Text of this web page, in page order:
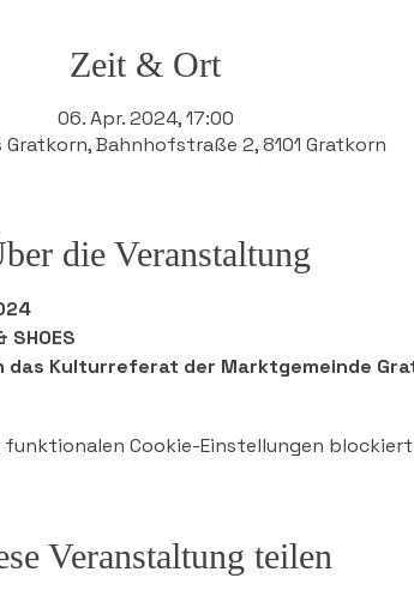
Zeit & Ort
06. Apr. 2024, 17:00
Gratkorn, Bahnhofstraße 2, 8101 Gratkorn
die Veranstaltung
Kulturreferat der Marktgemeinde
Cookie-Einstellungen
Veranstaltung teilen